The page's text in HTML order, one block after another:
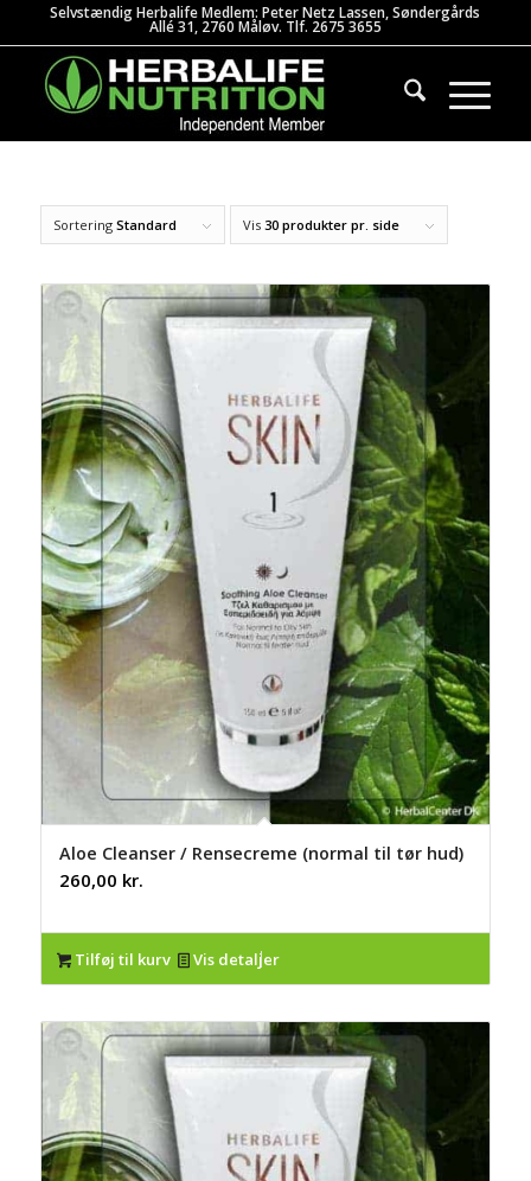
Selvstændig Herbalife Medlem: Peter Netz Lassen, Søndergårds
Allé 31, 2760 Måløv. Tlf. 2675 3655
Sortering Standard Vis 30 produkter pr. side
Aloe Cleanser / Rensecreme (normal til tør hud)
260,00 kr.
Tilføj til kurv Vis detaljer